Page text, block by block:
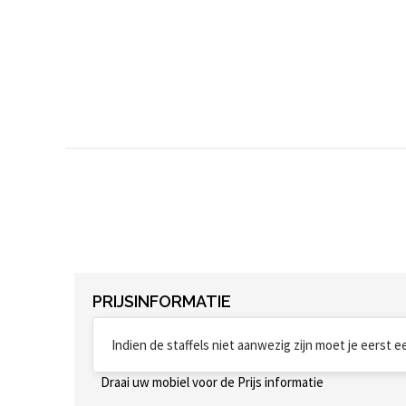
PRIJSINFORMATIE
Indien de staffels niet aanwezig zijn moet je eerst
Draai uw mobiel voor de Prijs informatie